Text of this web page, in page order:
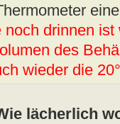
drinnen
des
wieder die
lächerlich